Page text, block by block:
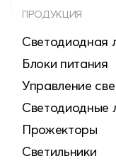
ПРОДУКЦИЯ
Светодиодная
Блоки питания
Управление
Светодиодные
Прожекторы
Светильники